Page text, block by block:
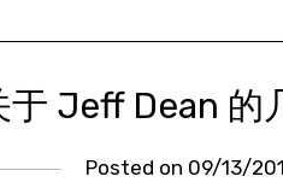
于 Jeff Dean 的
Posted on 09/13/